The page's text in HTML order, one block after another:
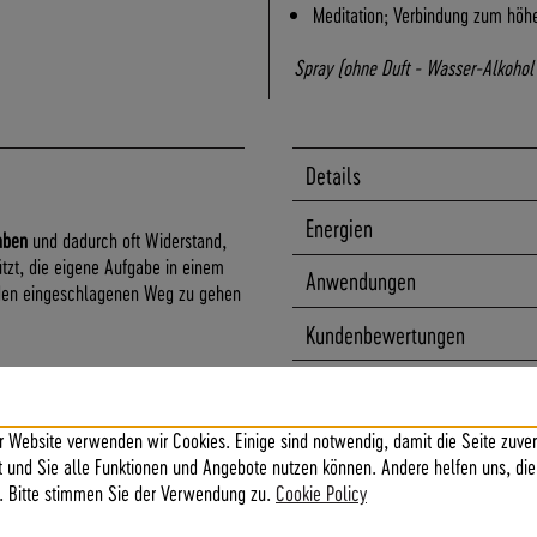
Website verwenden wir Cookies. Einige sind notwendig, damit die Seite
Sie alle Funktionen und Angebote nutzen können. Andere helfen uns,
Bitte stimmen Sie der Verwendung zu. Cookie Policy
Meditation; Verbindung zum
Spray (ohne Duft - Wasser-
und dadurch oft Widerstand,
die eigene Aufgabe in einem
eingeschlagenen Weg zu gehen
Pubertät, seinen Platz finden
seinen Platz
Details
Energien
Anwendungen
Kundenbewertungen